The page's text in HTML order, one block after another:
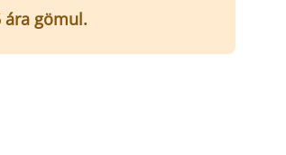
ára gömul.